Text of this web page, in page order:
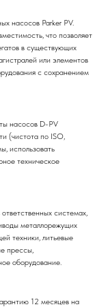
насосов Parker PV.
что позволяет
в существующих
или элементов
с сохранением
насосов D-PV
(чистота по ISO,
использовать
техническое
системах,
металлорежущих
техники, литьевые
прессы,
оборудование.
12 месяцев на